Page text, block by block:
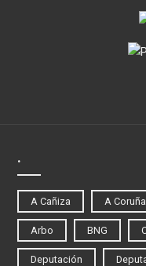
.
A Cañiza A Coruña
Arbo BNG
Deputación